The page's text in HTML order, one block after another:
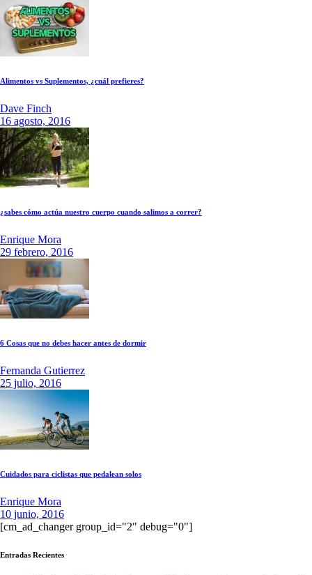
Alimentos vs Suplementos, ¿cuál prefieres?
Dave Finch
16 agosto, 2016
¿sabes cómo actúa nuestro cuerpo cuando salimos a correr?
Enrique Mora
29 febrero, 2016
6 Cosas que no debes hacer antes de dormir
Fernanda Gutierrez
25 julio, 2016
Cuidados para ciclistas que pedalean solos
Enrique Mora
10 junio, 2016
[cm_ad_changer group_id="2" debug="0"]
Entradas Recientes